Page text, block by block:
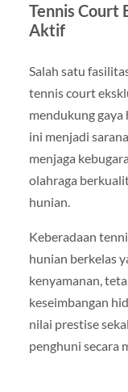
Tennis Court
Aktif
Salah satu
tennis court
mendukung
ini menjadi
menjaga
olahraga
hunian.
Keberadaan
hunian berkelas
kenyamanan,
keseimbangan
nilai prestise
penghuni secara